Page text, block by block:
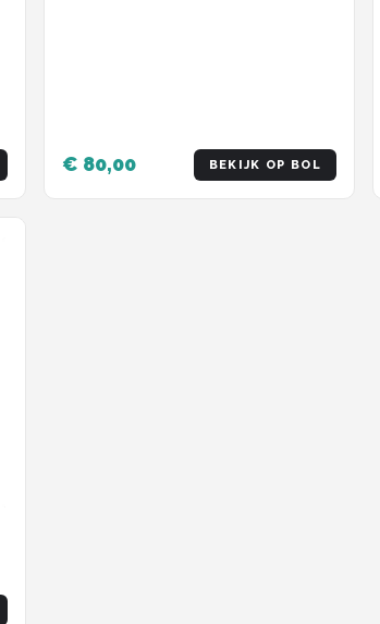
€ 80,00 BEKIJK OP BOL